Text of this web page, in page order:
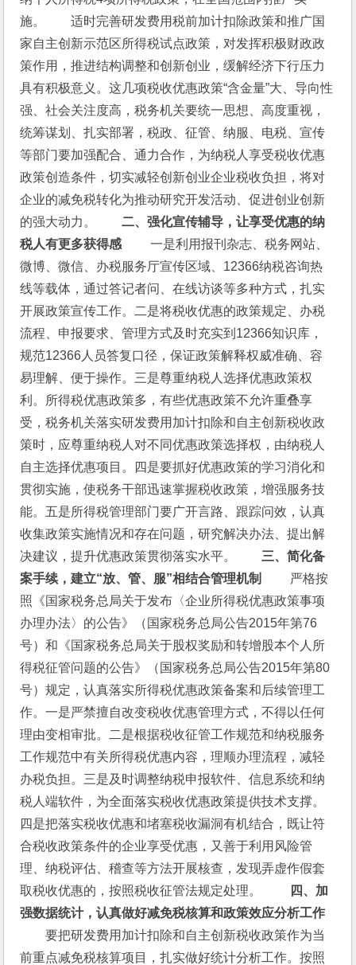
施。　　适时完善研发费用税前加计扣除政策和推广国
家自主创新示范区所得税试点政策，对发挥积极财政政
策作用，推进结构调整和创新创业，缓解经济下行压力
具有积极意义。这几项税收优惠政策“含金量”大、导向性
强、社会关注度高，税务机关要统一思想、高度重视，
统筹谋划、扎实部署，税政、征管、纳服、电税、宣传
等部门要加强配合、通力合作，为纳税人享受税收优惠
政策创造条件，切实减轻创新创业企业税收负担，将对
企业的减免税转化为推动研究开发活动、促进创业创新
的强大动力。 二、强化宣传辅导，让享受优惠的纳
税人有更多获得感
一是利用报刊杂志、税务网站、
微博、微信、办税服务厅宣传区域、12366纳税咨询热
线等载体，通过答记者问、在线访谈等多种方式，扎实
开展政策宣传工作。二是将税收优惠的政策规定、办税
流程、申报要求、管理方式及时充实到12366知识库，
规范12366人员答复口径，保证政策解释权威准确、容
易理解、便于操作。三是尊重纳税人选择优惠政策权
利。所得税优惠政策多，有些优惠政策不允许重叠享
受，税务机关落实研发费用加计扣除和自主创新税收政
策时，应尊重纳税人对不同优惠政策选择权，由纳税人
自主选择优惠项目。四是要抓好优惠政策的学习消化和
贯彻实施，使税务干部迅速掌握税收政策，增强服务技
能。五是所得税管理部门要广开言路、跟踪问效，认真
收集政策实施情况和存在问题，研究解决办法、提出解
决建议，提升优惠政策贯彻落实水平。 三、简化备
案手续，建立“放、管、服”相结合管理机制
严格按
照《国家税务总局关于发布〈企业所得税优惠政策事项
办理办法〉的公告》（国家税务总局公告2015年第76
号）和《国家税务总局关于股权奖励和转增股本个人所
得税征管问题的公告》（国家税务总局公告2015年第80
号）规定，认真落实所得税优惠政策备案和后续管理工
作。一是严禁擅自改变税收优惠管理方式，不得以任何
理由变相审批。二是根据税收征管工作规范和纳税服务
工作规范中有关所得税优惠内容，理顺办理流程，减轻
办税负担。三是及时调整纳税申报软件、信息系统和纳
税人端软件，为全面落实税收优惠政策提供技术支撑。
四是把落实税收优惠和堵塞税收漏洞有机结合，既让符
合税收政策条件的企业享受优惠，又善于利用风险管
理、纳税评估、稽查等方法开展核查，发现弄虚作假套
取税收优惠的，按照税收征管法规定处理。
四、加
强数据统计，认真做好减免税核算和政策效应分析工作
要把研发费用加计扣除和自主创新税收政策作为当
前重点减免税核算项目，扎实做好统计分析工作。按照